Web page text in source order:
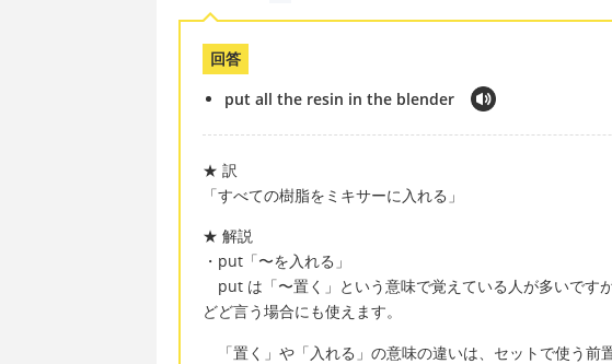
回答
put all the resin in the blender
★ 訳
「すべての樹脂をミキサーに入れる」
★ 解説
・put「〜を入れる」
put は「〜置く」という意味で覚えている人が多いです
どど言う場合にも使えます。
「置く」や「入れる」の意味の違いは、セットで使う前